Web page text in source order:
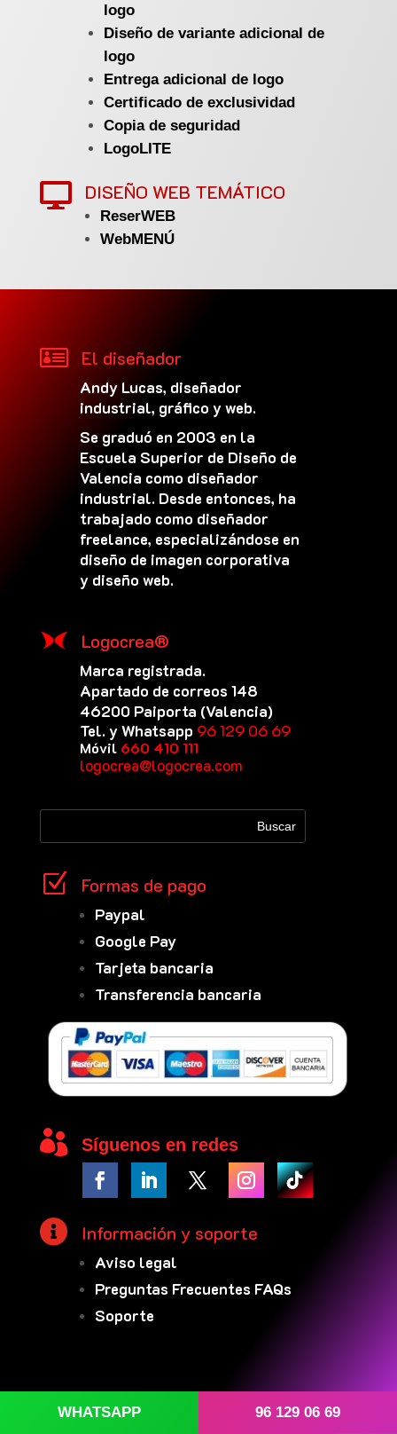
logo
Diseño de variante adicional de
logo
Entrega adicional de logo
Certificado de exclusividad
Copia de seguridad
LogoLITE
 DISEÑO WEB TEMÁTICO
ReserWEB
WebMENÚ
 El diseñador
Andy Lucas, diseñador
industrial, gráfico y web.
Se graduó en 2003 en la
Escuela Superior de Diseño de
Valencia como diseñador
industrial. Desde entonces, ha
trabajado como diseñador
freelance, especializándose en
diseño de imagen corporativa
y diseño web.
Logocrea®
Marca registrada.
Apartado de correos 148
46200 Paiporta (Valencia)
Tel. y Whatsapp 96 129 06 69
Móvil 660 410 111
logocrea@logocrea.com
Z Formas de pago
Paypal
Google Pay
Tarjeta bancaria
Transferencia bancaria
 Síguenos en redes
 Información y soporte
Aviso legal
Preguntas Frecuentes FAQs
Soporte
WHATSAPP 96 129 06 69